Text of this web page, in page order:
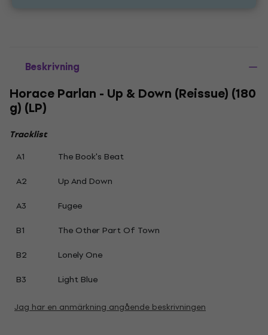
Beskrivning
Horace Parlan - Up & Down (Reissue) (180
g) (LP)
Tracklist
A1
The Book's Beat
A2
Up And Down
A3
Fugee
B1
The Other Part Of Town
B2
Lonely One
B3
Light Blue
Jag har en anmärkning angående beskrivningen